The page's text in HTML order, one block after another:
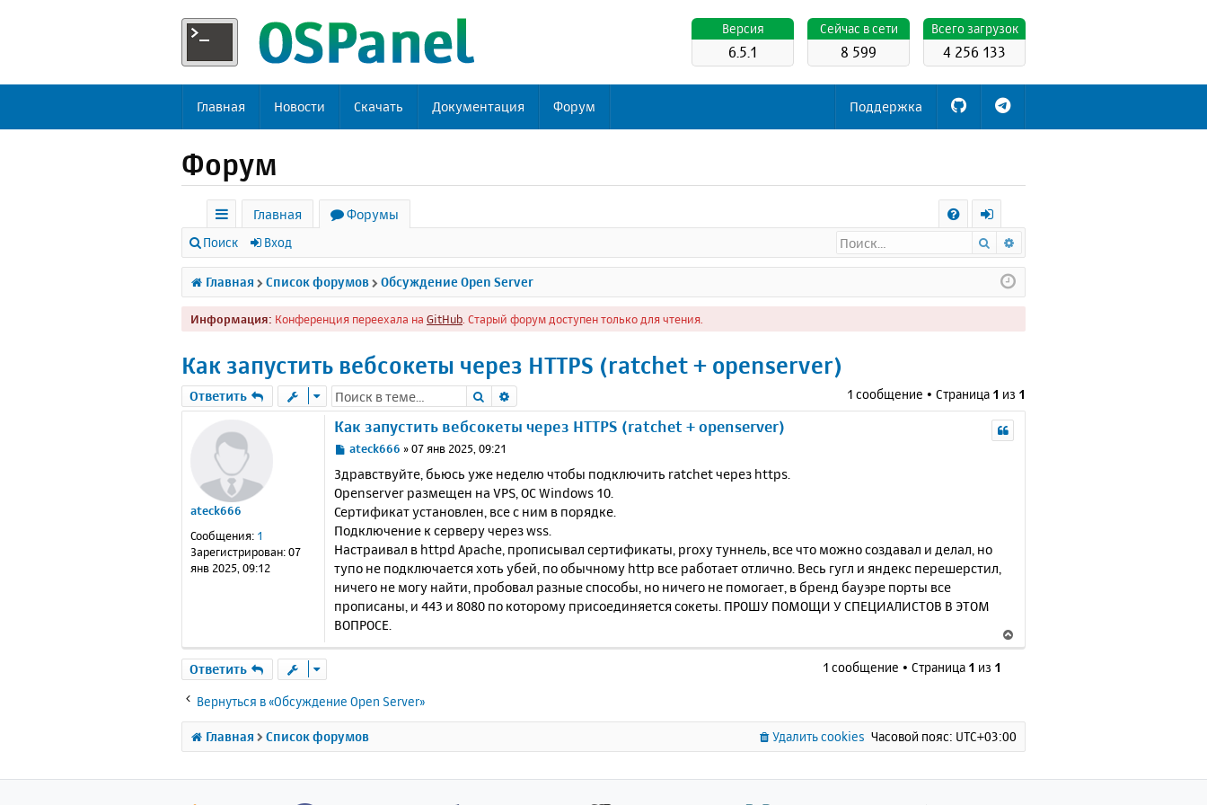
Всего загрузок
4 256 133
Cейчас в сети
8 599
Версия
6.5.1
Главная Новости Скачать Документация Форум Поддержка
Форум
с
ы
л
к
Главная
Форумы
Q
х
о
д
Поиск Вход Поиск
Главная Список форумов Обсуждение Open Server
Информация: Конференция переехала на GitHub . Старый форум доступен только для чтения.
Как запустить вебсокеты через HTTPS (ratchet + openserver)
Ответить Поиск 1 сообщение • Страница 1 из 1
ateck666
Сообщения: 1
Зарегистрирован:07
янв 2025, 09:12
Как запустить вебсокеты через HTTPS (ratchet + openserver)
С
о
б
щ
е
н
е
ateck666 »07 янв 2025, 09:21
Здравствуйте, бьюсь уже неделю чтобы подключить ratchet через https.
Openserver размещен на VPS, ОС Windows 10.
Сертификат установлен, все с ним в порядке.
Подключение к серверу через wss.
Настраивал в httpd Apache, прописывал сертификаты, proxy туннель, все что можно создавал и делал, но
тупо не подключается хоть убей, по обычному http все работает отлично. Весь гугл и яндекс перешерстил,
ничего не могу найти, пробовал разные способы, но ничего не помогает, в бренд бауэре порты все
прописаны, и 443 и 8080 по которому присоединяется сокеты. ПРОШУ ПОМОЩИ У СПЕЦИАЛИСТОВ В ЭТОМ
ВОПРОСЕ.
е
т
с
Ответить 1 сообщение • Страница 1 из 1
Вернуться в «Обсуждение Open Server»
Главная Список форумов Часовой пояс: UTC+03:00
Удалить cookies